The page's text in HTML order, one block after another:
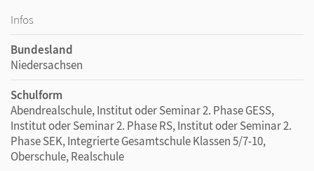
Infos
Bundesland
Niedersachsen
Schulform
Abendrealschule, Institut oder Seminar 2. Phase GESS,
Institut oder Seminar 2. Phase RS, Institut oder Seminar 2.
Phase SEK, Integrierte Gesamtschule Klassen 5/7-10,
Oberschule, Realschule